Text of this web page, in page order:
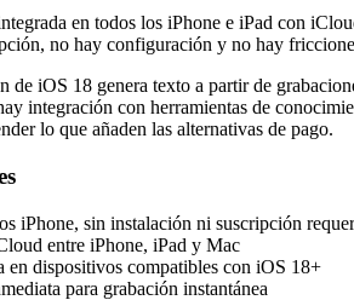
en todos los iPhone e iPad con
no hay configuración y no hay
de iOS 18 genera texto a partir de
integración con herramientas de
lo que añaden las alternativas de pago.
iPhone, sin instalación ni suscripción
entre iPhone, iPad y Mac
en dispositivos compatibles con iOS 18+
para grabación instantánea